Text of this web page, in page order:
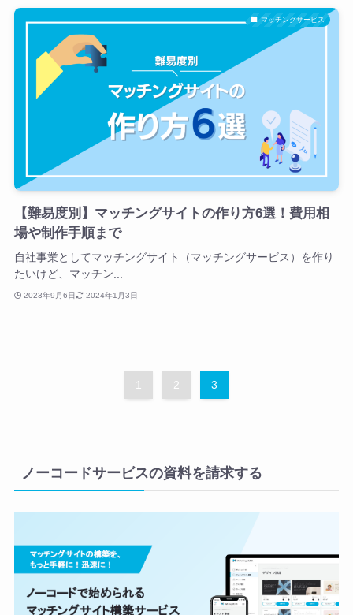
マッチングサービス
【難易度別】マッチングサイトの作り方6選！費用相
場や制作手順まで
自社事業としてマッチングサイト（マッチングサービス）を作り
たいけど、マッチン...
2023年9月6日 2024年1月3日
1 2 3
ノーコードサービスの資料を請求する